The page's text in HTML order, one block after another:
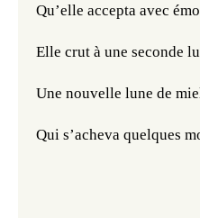
Qu’elle accepta avec
Elle crut à une seconde
Une nouvelle lune de
Qui s’acheva quelques